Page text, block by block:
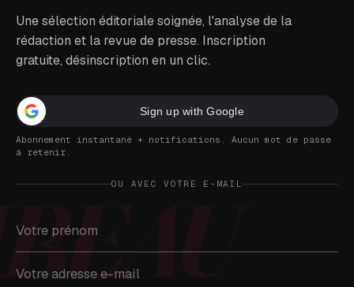
Une sélection éditoriale soignée, l'analyse de la
rédaction et la revue de presse. Inscription
gratuite, désinscription en un clic.
Sign up with Google
Abonnement instantané + notifications. Aucun mot de passe
à retenir.
OU AVEC VOTRE E-MAIL